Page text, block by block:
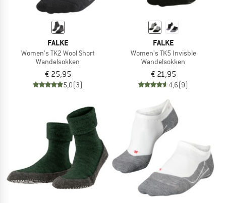
FALKE
Women's TK2 Wool Short
Wandelsokken
€ 25,95
5,0(3)
FALKE
Women's TK5 Invisble
Wandelsokken
€ 21,95
4,6(9)